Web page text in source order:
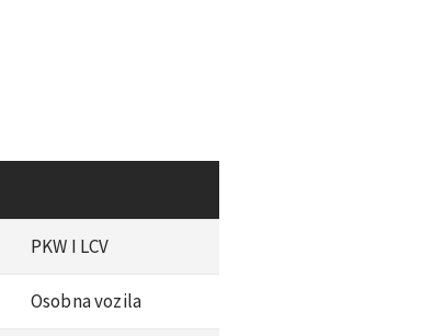
PKW I LCV
Osobna vozila